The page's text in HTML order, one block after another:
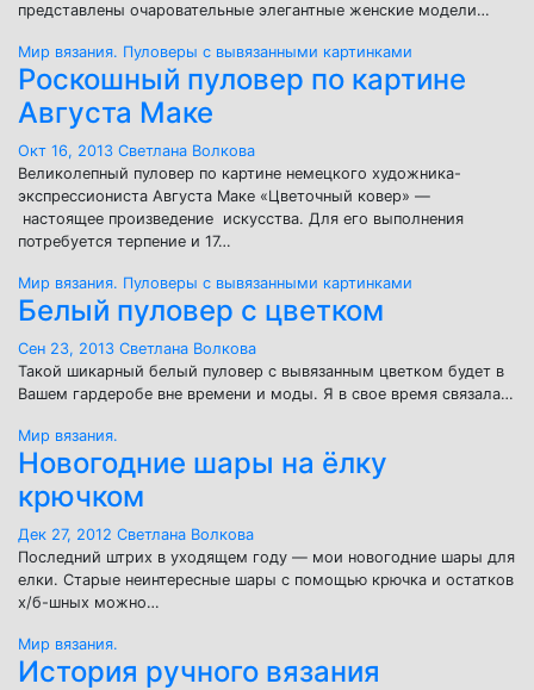
представлены очаровательные элегантные женские модели…
Мир вязания. Пуловеры с вывязанными картинками
Роскошный пуловер по картине
Августа Маке
Окт 16, 2013 Светлана Волкова
Великолепный пуловер по картине немецкого художника-
экспрессиониста Августа Маке «Цветочный ковер» —
настоящее произведение искусства. Для его выполнения
потребуется терпение и 17…
Мир вязания. Пуловеры с вывязанными картинками
Белый пуловер с цветком
Сен 23, 2013 Светлана Волкова
Такой шикарный белый пуловер с вывязанным цветком будет в
Вашем гардеробе вне времени и моды. Я в свое время связала…
Мир вязания.
Новогодние шары на ёлку
крючком
Дек 27, 2012 Светлана Волкова
Последний штрих в уходящем году — мои новогодние шары для
елки. Старые неинтересные шары с помощью крючка и остатков
х/б-шных можно…
Мир вязания.
История ручного вязания